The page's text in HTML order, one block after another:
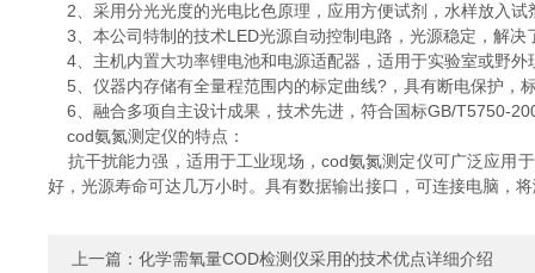
2、采用分光光度的光电比色原理，应用方便试剂，水样放入
3、本公司特制的技术LED光源自动控制电路，光源稳定，解
4、主机内置大功率锂电池和电源适配器，适用于实验室或野
5、仪器内存储有全量程范围内的标定曲线?，具有断电保护，
6、融合多项自主设计成果，技术先进，符合国标GB/T5750-
cod氨氮测定仪的特点：
抗干扰能力强，适用于工业现场，cod氨氮测定仪可广泛应用
好，光源寿命可达几万小时。具有数据输出接口，可连接电脑，
上一篇： 化学需氧量COD检测仪采用的技术优点详细介绍